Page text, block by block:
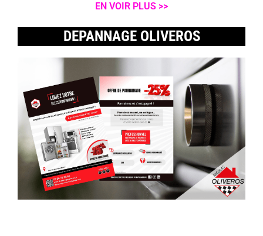
EN VOIR PLUS >>
DEPANNAGE OLIVEROS